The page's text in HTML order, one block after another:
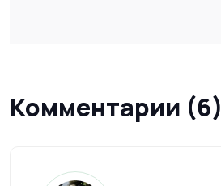
Комментарии (6)